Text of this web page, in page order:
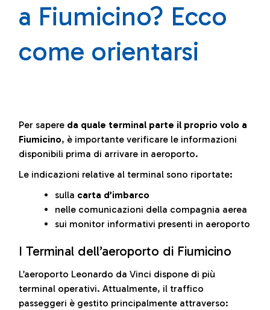
a Fiumicino? Ecco
come orientarsi
Per sapere da quale terminal parte il proprio volo a
Fiumicino, è importante verificare le informazioni
disponibili prima di arrivare in aeroporto.
Le indicazioni relative al terminal sono riportate:
sulla carta d’imbarco
nelle comunicazioni della compagnia aerea
sui monitor informativi presenti in aeroporto
I Terminal dell’aeroporto di Fiumicino
L’aeroporto Leonardo da Vinci dispone di più
terminal operativi. Attualmente, il traffico
passeggeri è gestito principalmente attraverso: